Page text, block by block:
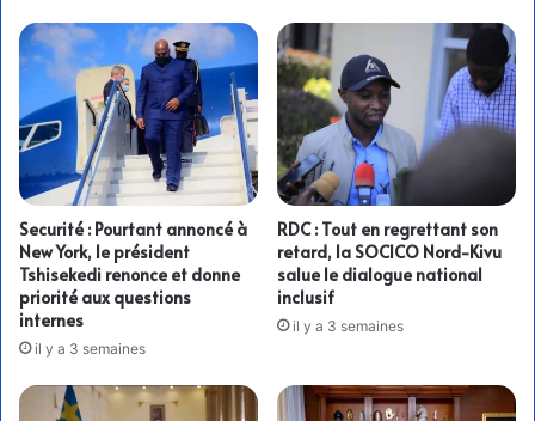
Securité : Pourtant annoncé à
New York, le président
Tshisekedi renonce et donne
priorité aux questions
internes
il y a 3 semaines
RDC : Tout en regrettant son
retard, la SOCICO Nord-Kivu
salue le dialogue national
inclusif
il y a 3 semaines